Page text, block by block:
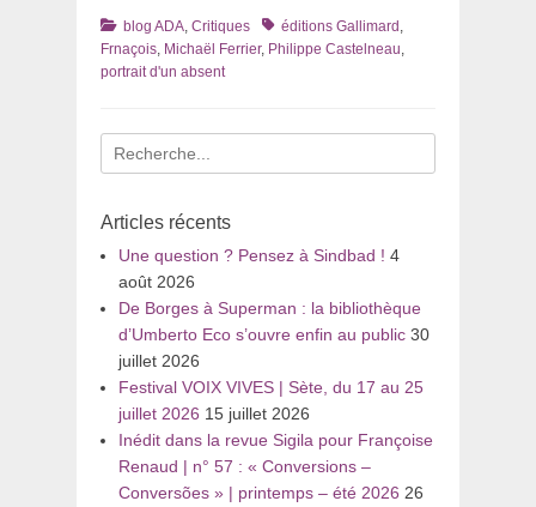
Catégories
blog ADA Critiques Tagséditions Gallimard
Frnaçois Michaël Ferrier, Philippe Castelneau
portrait d'un absent
Recherche
pour
Articles récents
Une question ? Pensez à Sindbad ! 4
août 2026
De Borges à Superman : la bibliothèque
d’Umberto Eco s’ouvre enfin au public 30
juillet 2026
Festival VOIX VIVES | Sète, du 17 au 25
juillet 2026 15 juillet 2026
Inédit dans la revue Sigila pour Françoise
Renaud | n° 57 : « Conversions –
Conversões » | printemps – été 2026 26